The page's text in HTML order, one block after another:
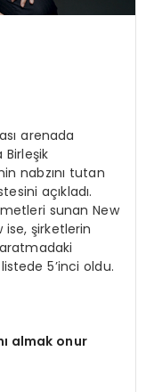
arenada
Birleşik
nabzını tutan
açıkladı.
sunan New
ise, şirketlerin
listede 5’inci oldu.
almak onur